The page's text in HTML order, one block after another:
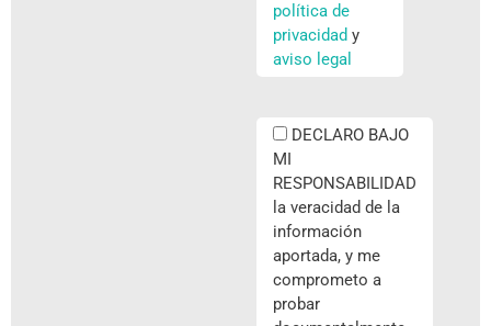
política de
privacidad y
aviso legal
DECLARO BAJO
MI
RESPONSABILIDAD
la veracidad de la
información
aportada, y me
comprometo a
probar